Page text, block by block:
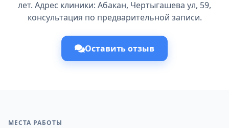
лет. Адрес клиники: Абакан, Чертыгашева ул, 59,
консультация по предварительной записи.
Оставить отзыв
МЕСТА РАБОТЫ